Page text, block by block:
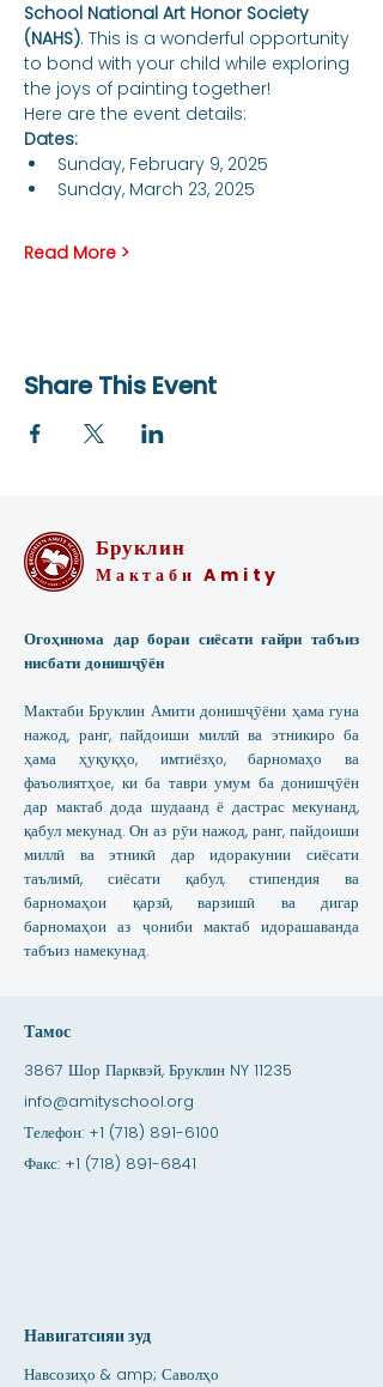
School National Art Honor Society
(NAHS). This is a wonderful opportunity
to bond with your child while exploring
the joys of painting together!
Here are the event details:
Dates:
Sunday, February 9, 2025
Sunday, March 23, 2025
Read More >
Share This Event
Бруклин
Мактаби Amity
Огоҳинома дар бораи сиёсати ғайри табъиз
нисбати донишҷӯён
Мактаби Бруклин Амити донишҷӯёни ҳама гуна
нажод, ранг, пайдоиши миллӣ ва этникиро ба
ҳама ҳуқуқҳо, имтиёзҳо, барномаҳо ва
фаъолиятҳое, ки ба таври умум ба донишҷӯён
дар мактаб дода шудаанд ё дастрас мекунанд,
қабул мекунад. Он аз рӯи нажод, ранг, пайдоиши
миллӣ ва этникӣ дар идоракунии сиёсати
таълимӣ, сиёсати қабул, стипендия ва
барномаҳои қарзӣ, варзишӣ ва дигар
барномаҳои аз ҷониби мактаб идорашаванда
табъиз намекунад.
Тамос
3867 Шор Парквэй, Бруклин NY 11235
info@amityschool.org
Телефон: +1 (718) 891-6100
Факс: +1 (718) 891-6841
Навигатсияи зуд
Навсозиҳо & amp; Саволҳо